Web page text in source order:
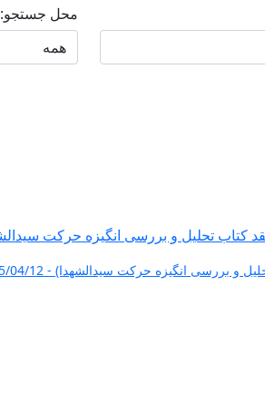
محل جستجو:
انگیزه حرکت سیدالشهدا) - 1405/04/12